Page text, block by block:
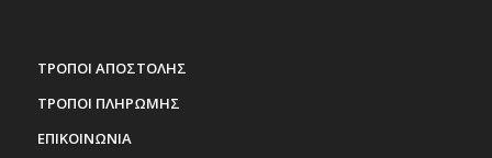
ΤΡΟΠΟΙ ΑΠΟΣΤΟΛΗΣ
ΤΡΟΠΟΙ ΠΛΗΡΩΜΗΣ
ΕΠΙΚΟΙΝΩΝΙΑ